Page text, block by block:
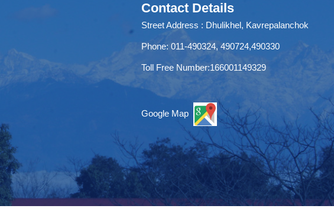
Contact Details
Street Address : Dhulikhel, Kavrepalanchok
Phone: 011-490324, 490724,490330
Toll Free Number:166001149329
Google Map